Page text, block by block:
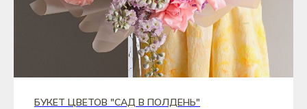
БУКЕТ ЦВЕТОВ "САД В ПОЛДЕНЬ"